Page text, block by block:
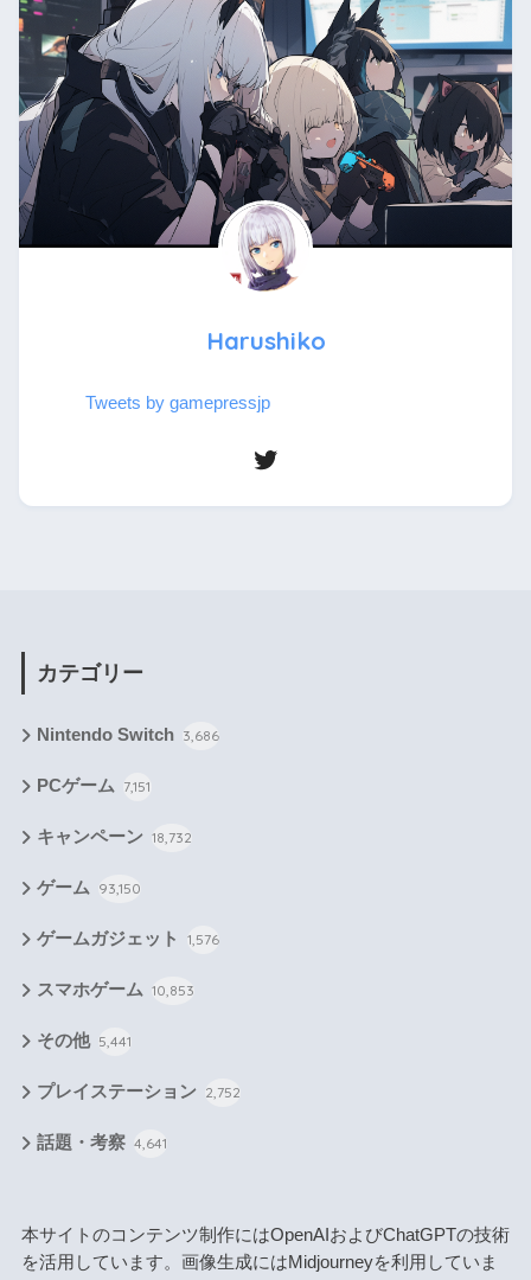
Harushiko
Tweets by gamepressjp
カテゴリー
Nintendo Switch 3,686
PCゲーム 7,151
キャンペーン 18,732
ゲーム 93,150
ゲームガジェット 1,576
スマホゲーム 10,853
その他 5,441
プレイステーション 2,752
話題・考察 4,641
本サイトのコンテンツ制作にはOpenAIおよびChatGPTの技術
を活用しています。画像生成にはMidjourneyを利用していま